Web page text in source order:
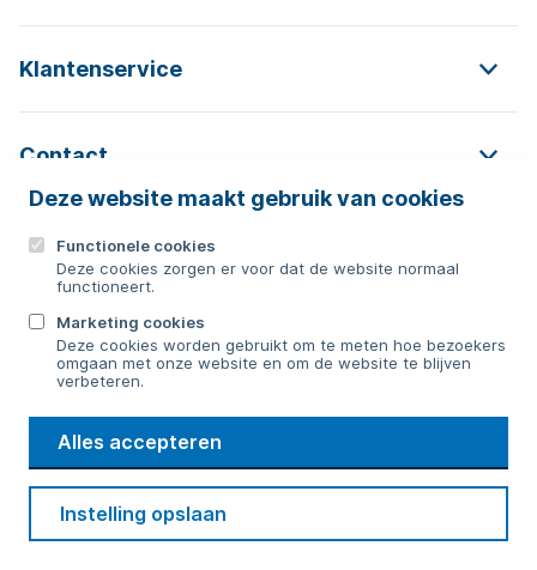
Deze website maakt gebruik van cookies
Functionele cookies
Deze cookies zorgen er voor dat de website normaal
functioneert.
Marketing cookies
Deze cookies worden gebruikt om te meten hoe bezoekers
omgaan met onze website en om de website te blijven
verbeteren.
Alles accepteren
Instelling opslaan
Klantenservice
Contact
Contact
Bericht sturen
WMD
Drinkwater
Cookie voorkeuren
Privacy Disclaimer